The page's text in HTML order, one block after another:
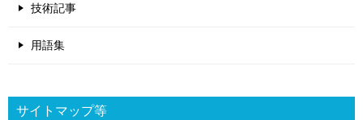
技術記事
用語集
サイトマップ等